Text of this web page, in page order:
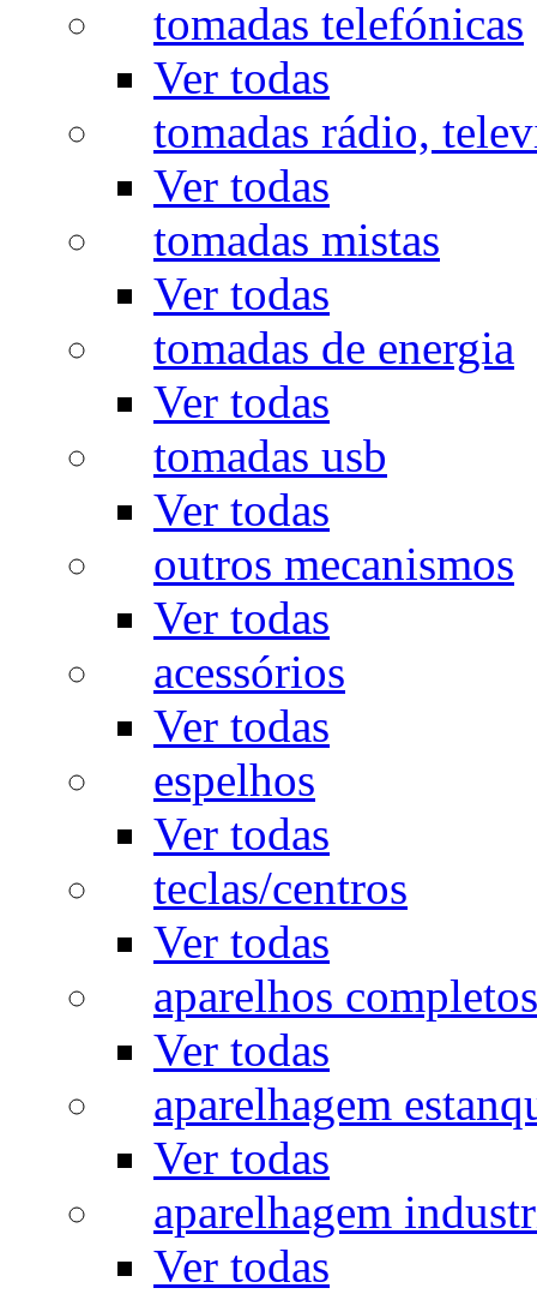
tomadas telefónicas
Ver todas
tomadas rádio,
Ver todas
tomadas mistas
Ver todas
tomadas de energia
Ver todas
tomadas usb
Ver todas
outros mecanismos
Ver todas
acessórios
Ver todas
espelhos
Ver todas
teclas/centros
Ver todas
aparelhos completos
Ver todas
aparelhagem
Ver todas
aparelhagem
Ver todas